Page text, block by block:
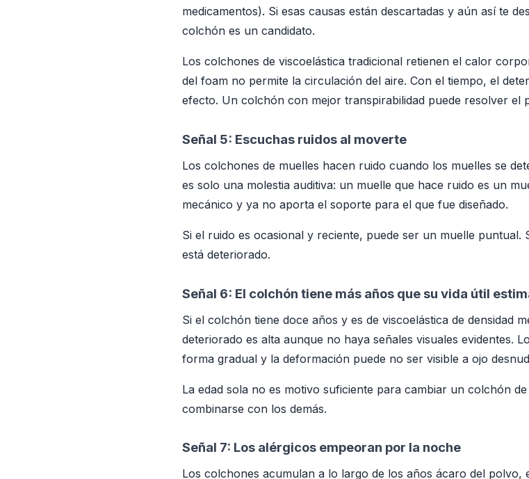
medicamentos). Si esas causas están descartadas y aún así te
colchón es un candidato.
Los colchones de viscoelástica tradicional retienen el calor
del foam no permite la circulación del aire. Con el tiempo, el
efecto. Un colchón con mejor transpirabilidad puede resolver el
Señal 5: Escuchas ruidos al moverte
Los colchones de muelles hacen ruido cuando los muelles se
es solo una molestia auditiva: un muelle que hace ruido es un
mecánico y ya no aporta el soporte para el que fue diseñado.
Si el ruido es ocasional y reciente, puede ser un muelle puntual.
está deteriorado.
Señal 6: El colchón tiene más años que su vida útil
Si el colchón tiene doce años y es de viscoelástica de densidad
deteriorado es alta aunque no haya señales visuales evidentes.
forma gradual y la deformación puede no ser visible a ojo
La edad sola no es motivo suficiente para cambiar un colchón
combinarse con los demás.
Señal 7: Los alérgicos empeoran por la noche
Los colchones acumulan a lo largo de los años ácaro del polvo,